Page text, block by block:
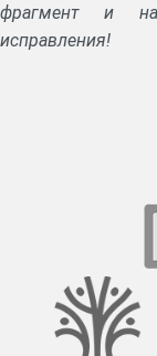
фрагмент и
исправления!